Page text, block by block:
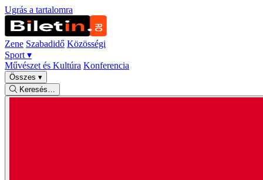
Ugrás a tartalomra
Zene Szabadidő Közösségi
Sport ▾
Művészet és Kultúra Konferencia
Összes ▾
Keresés…